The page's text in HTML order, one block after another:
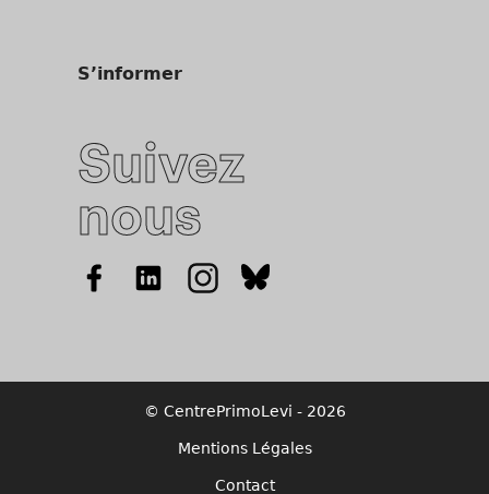
S’informer
Suivez
nous
© CentrePrimoLevi - 2026
Mentions Légales
Contact